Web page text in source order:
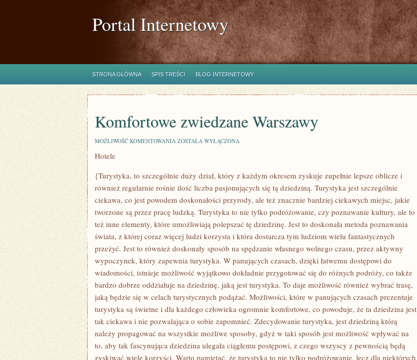
Portal Internetowy
STRONA GŁÓWNA SPIS TREŚCI BLOG INTERNETOWY
Komfortowe zwiedzane Warszawy
MOŻLIWOŚĆ KOMENTOWANIA KOMFORTOWE
ZOSTAŁA WYŁĄCZONA
Hotele
{Turystyka, to szczególnie duży dział, który z każdym okresem zyskuje zupełnie lepsze oblicze i
również regularnie rośnie ilość liczba pasjonujących się tą dziedziną. Turystyka jest szczególnie
ciekawa, co jest powodem doskonałości przyrody, ale też znacznie bardziej ciekawych miejsc, jakie
tworzone są przez pracę ludzką. Turystyka to nie tylko podróżowanie, czy poznawanie kultury, ale to
też inne elementy, które umożliwiają polepszać tę dziedzinę. Jest to doskonała metoda poznawania
świata, z której coraz więcej ludzi korzysta i która dostarcza tym ludziom wielu fantastycznych
przeżyć. Jest to również doskonały sposób na spędzanie własnego wolnego czasu, przez aktywny
wypoczynek, który zapewnia turystyka. W panujących czasach, dzięki łatwemu dostępowi do
wiadomości, istnieje możliwość wyjątkowo dokładnie przygotować się do różnych podróży, co także
bardzo dobrze oddziałuje na dziedzinę, jaką jest turystyka. To daje możliwość również wybrać trasę,
jaką będzie się w celach turystycznych podążać. Możliwości, które w panujących czasach prezentuje
turystyka są świetne i dla każdego człowieka ogromnie komfortowe, co powoduje, że ta dziedzina jest
tak ciekawa i nie pozwalająca o sobie zapomnieć. Zdecydowanie turystyka, jest dziedziną którą
należy propagować na wszystkie możliwe sposoby, gdyż w taki sposób jest możliwość wpływać na
to, aby tak fascynująca dziedzina ulegała ciągłemu postępowi, z czego wszyscy z pewnością będą
zyskiwać wiele korzyści. Warto pamiętać, że turystyka to nie tylko podróżowanie, lecz dla niektórych